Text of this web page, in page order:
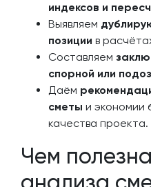
индексов и
Выявляем
позиции в
Составляем
спорной или
Даём
сметы и экономии
качества проекта.
Чем